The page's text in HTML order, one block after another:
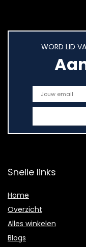
WORD LID
Snelle links
Home
Overzicht
Alles winkelen
Blogs